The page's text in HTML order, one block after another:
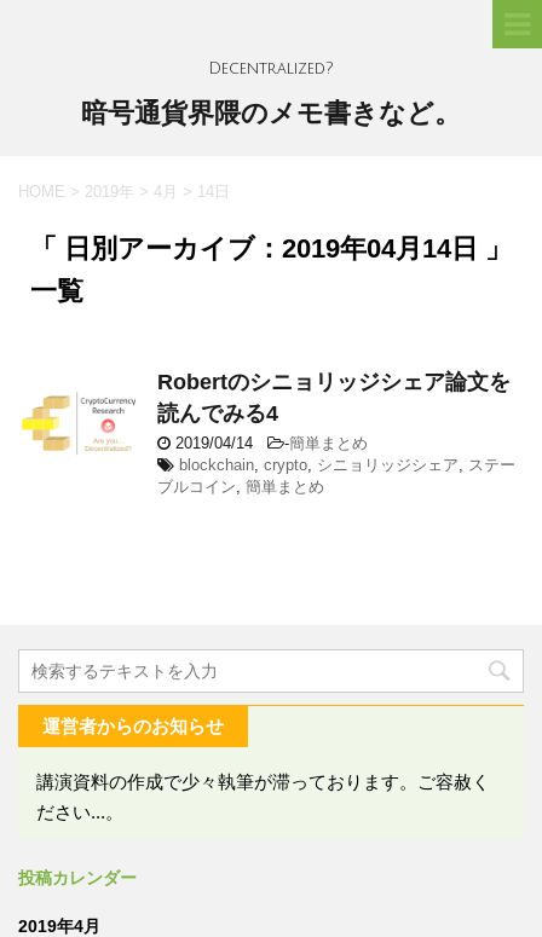
Decentralized?
暗号通貨界隈のメモ書きなど。
HOME > 2019年 > 4月 > 14日
「 日別アーカイブ：2019年04月14日 」
一覧
Robertのシニョリッジシェア論文を
読んでみる4
2019/04/14 -簡単まとめ
blockchain crypto シニョリッジシェア
ステー
ブルコイン 簡単まとめ
運営者からのお知らせ
講演資料の作成で少々執筆が滞っております。ご容赦く
ださい...。
投稿カレンダー
2019年4月